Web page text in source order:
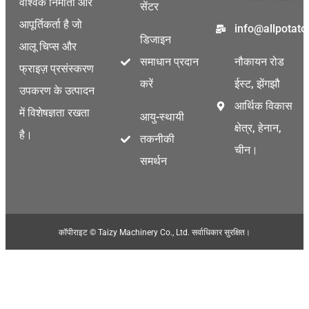
आपूर्तिकर्ता है जो
आलू चिप्स और
फ्राइज़ प्रसंस्करण
उपकरण के उत्पादन
में विशेषज्ञता रखता
है।
सेंटर
डिजाइन
समाधान प्रदान
करें
आयु-स्थायी
तकनीकी
समर्थन
नौकायन रोड
ईस्ट, झेंगझौ
आर्थिक विकास
क्षेत्र, हेनान,
चीन।
कॉपीराइट © Taizy Machinery Co., Ltd. सर्वाधिकार सुरक्षित।
Turkish
Bengali
German
Greek
Indonesian
Thai